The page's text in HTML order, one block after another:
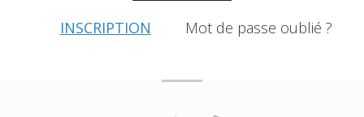
INSCRIPTION Mot de passe oublié ?